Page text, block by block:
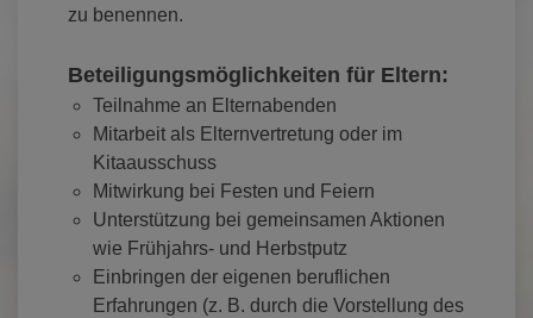
zu benennen.
Beteiligungsmöglichkeiten für Eltern:
Teilnahme an Elternabenden
Mitarbeit als Elternvertretung oder im
Kitaausschuss
Mitwirkung bei Festen und Feiern
Unterstützung bei gemeinsamen Aktionen
wie Frühjahrs- und Herbstputz
Einbringen der eigenen beruflichen
Erfahrungen (z. B. durch die Vorstellung des